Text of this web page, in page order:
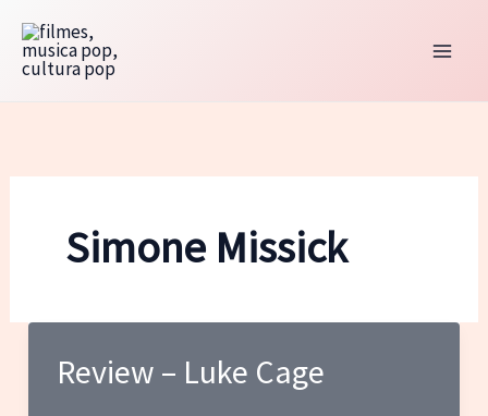
para
Simone Missick
Review – Luke Cage